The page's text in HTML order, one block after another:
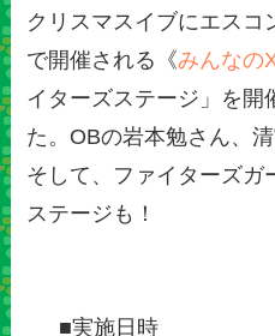
クリスマスイブにエスコ
で開催される《みんなの
イターズステージ」を開
た。OBの岩本勉さん、
そして、ファイターズガ
ステージも！
■実施日時